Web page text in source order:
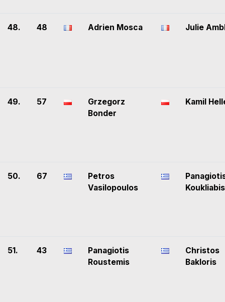
48. 48 Adrien Mosca Julie
49. 57
Grzegorz
Bonder
Kamil
50. 67
Petros
Vasilopoulos
Koukliabis
51. 43
Panagiotis
Roustemis
Christos
Bakloris